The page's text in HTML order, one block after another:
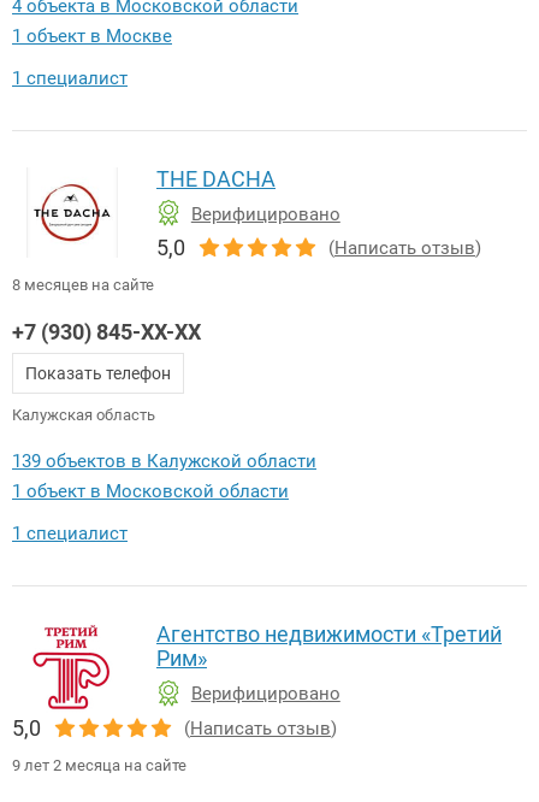
4 объекта в Московской области
1 объект в Москве
1 специалист
THE DACHA
Верифицировано
5,0 (Написать отзыв)
8 месяцев на сайте
+7 (930) 845-XX-XX
Показать телефон
Калужская область
139 объектов в Калужской области
1 объект в Московской области
1 специалист
Агентство недвижимости «Третий
Рим»
Верифицировано
5,0 (Написать отзыв)
9 лет 2 месяца на сайте